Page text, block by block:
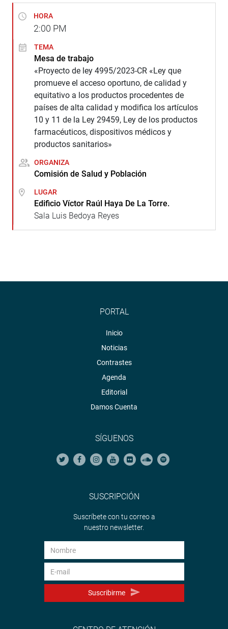
HORA
2:00 PM
TEMA
Mesa de trabajo
«Proyecto de ley 4995/2023-CR «Ley que
promueve el acceso oportuno, de calidad y
equitativo a los productos procedentes de
países de alta calidad y modifica los artículos
10 y 11 de la Ley 29459, Ley de los productos
farmacéuticos, dispositivos médicos y
productos sanitarios»
ORGANIZA
Comisión de Salud y Población
LUGAR
Edificio Víctor Raúl Haya De La Torre.
Sala Luis Bedoya Reyes
PORTAL
Inicio
Noticias
Contrastes
Agenda
Editorial
Damos Cuenta
SÍGUENOS
SUSCRIPCIÓN
Suscríbete con tu correo a
nuestro newsletter.
Suscribirme